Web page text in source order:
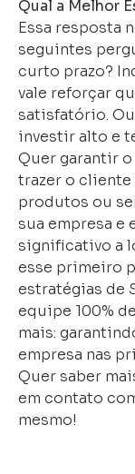
Qual a Melhor
Essa resposta
seguintes
curto prazo?
vale reforçar
satisfatório.
investir alto e
Quer garantir
trazer o cliente
produtos ou
sua empresa e
significativo a
esse primeiro
estratégias de
equipe 100%
mais:
empresa nas
Quer saber
em contato
mesmo!